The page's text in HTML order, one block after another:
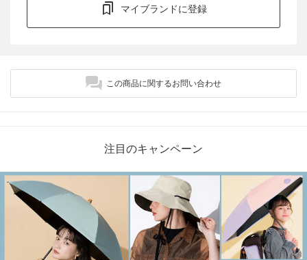
マイブランドに登録
この商品に関するお問い合わせ
注目のキャンペーン